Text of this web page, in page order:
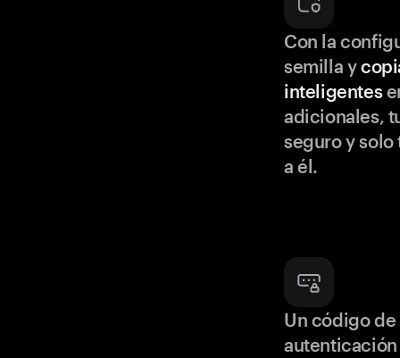
Con la
semilla y
inteligentes
adicionales,
seguro y
a él.
Un código de